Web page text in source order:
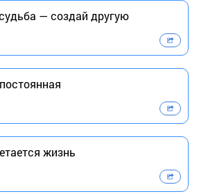
— создай другую
жизнь